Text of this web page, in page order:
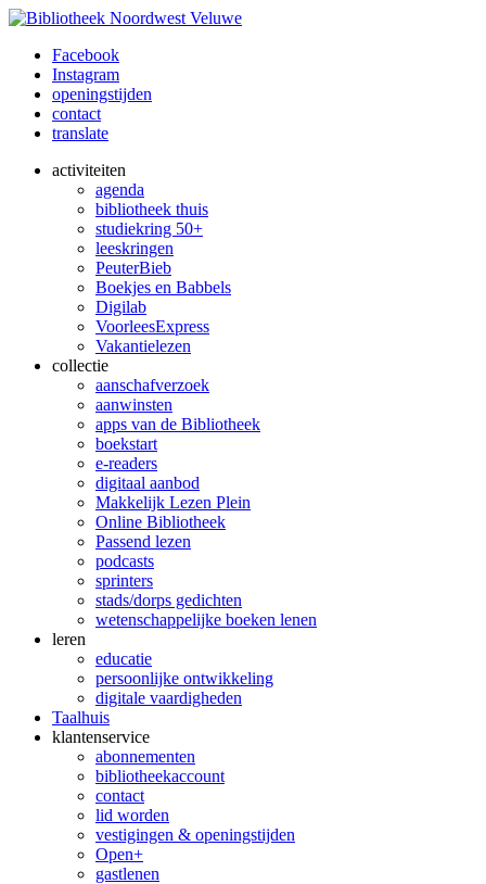
Facebook
Instagram
openingstijden
contact
translate
activiteiten
agenda
bibliotheek thuis
studiekring 50+
leeskringen
PeuterBieb
Boekjes en Babbels
Digilab
VoorleesExpress
Vakantielezen
collectie
aanschafverzoek
aanwinsten
apps van de Bibliotheek
boekstart
e-readers
digitaal aanbod
Makkelijk Lezen Plein
Online Bibliotheek
Passend lezen
podcasts
sprinters
stads/dorps gedichten
wetenschappelijke boeken lenen
leren
educatie
persoonlijke ontwikkeling
digitale vaardigheden
Taalhuis
klanten­service
abonnementen
bibliotheekaccount
contact
lid worden
vestigingen & openingstijden
Open+
gastlenen